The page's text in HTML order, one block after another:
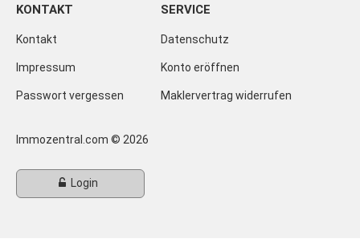
KONTAKT
Kontakt
Impressum
Passwort vergessen
SERVICE
Datenschutz
Konto eröffnen
Maklervertrag widerrufen
Immozentral.com © 2026
Login